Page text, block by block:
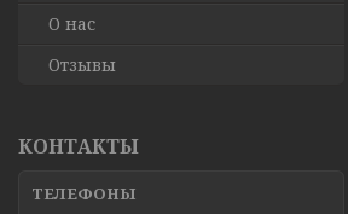
О нас
Отзывы
КОНТАКТЫ